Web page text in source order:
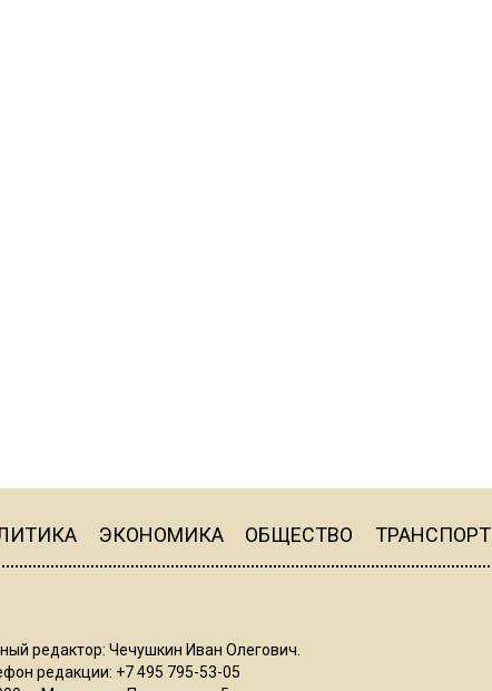
ЭКОНОМИКА ОБЩЕСТВО ТРАНСПОРТ
редактор: Чечушкин Иван Олегович.
редакции: +7 495 795-53-05